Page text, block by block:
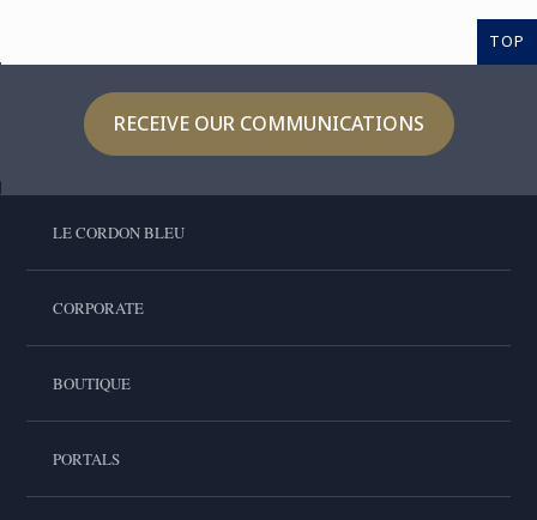
TOP
RECEIVE OUR COMMUNICATIONS
LE CORDON BLEU
CORPORATE
BOUTIQUE
PORTALS